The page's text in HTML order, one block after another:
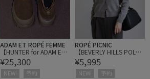
ADAM ET ROPÉ FEMME
【HUNTER for ADAM ET
ROPE'】別注TRAVEL FL
OW SUEDE TRAINER
¥25,300
NEW! 予約
ROPÉ PICNIC
【BEVERLY HILLS POLO
CLUB別注】ベーシック
カーディガン
¥5,995
NEW! 予約